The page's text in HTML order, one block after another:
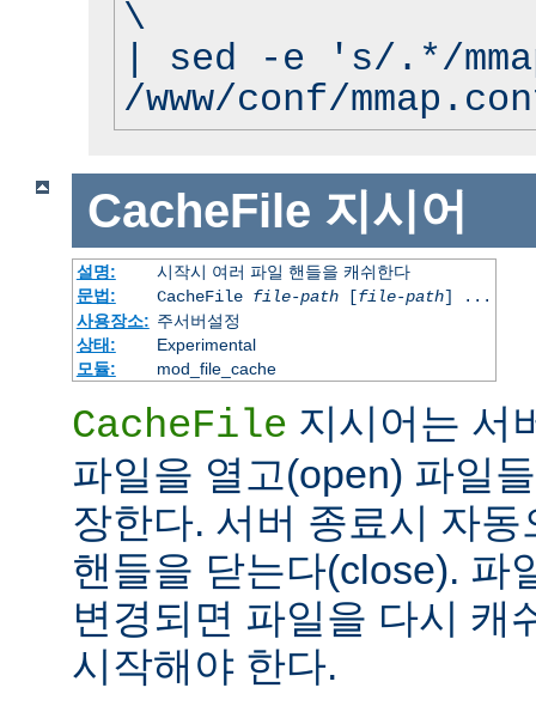
\
| sed -e 's/.*/
/www/conf/
CacheFile 지시어
설명:
시작시 여러 파일 핸들을 캐쉬한다
문법:
CacheFile file-path[file-path] ...
사용장소: 주서버설정
상태:
Experimental
모듈:
mod_file_cache
CacheFile 지시어는 서
파일을 열고(open) 파일
장한다. 서버 종료시 자
핸들을 닫는다(close). 파
변경되면 파일을 다시 캐
시작해야 한다.